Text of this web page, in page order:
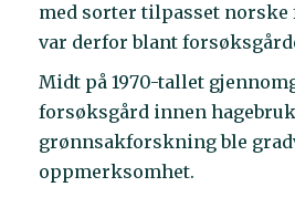
med sorter tilpasset
var derfor blant
Midt på 1970-tallet
forsøksgård innen
grønnsakforskning ble
oppmerksomhet.